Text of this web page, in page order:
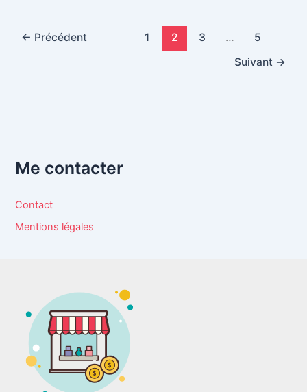
← Précédent 1 2 3 …
5
Suivant →
Me contacter
Contact
Mentions légales